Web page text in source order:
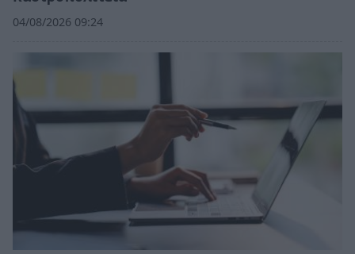
04/08/2026 09:24